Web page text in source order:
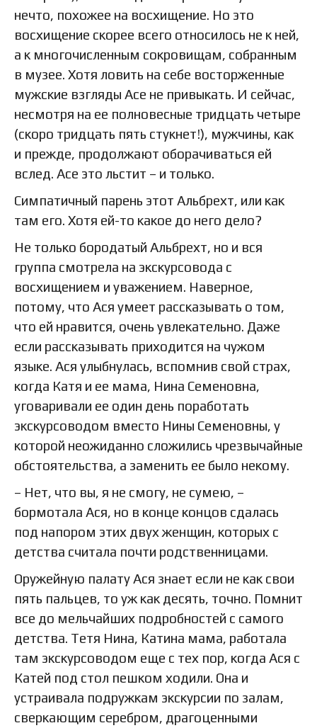
нечто, похожее на восхищение. Но это
восхищение скорее всего относилось не к ней,
а к многочисленным сокровищам, собранным
в музее. Хотя ловить на себе восторженные
мужские взгляды Асе не привыкать. И сейчас,
несмотря на ее полновесные тридцать четыре
(скоро тридцать пять стукнет!), мужчины, как
и прежде, продолжают оборачиваться ей
вслед. Асе это льстит – и только.
Симпатичный парень этот Альбрехт, или как
там его. Хотя ей-то какое до него дело?
Не только бородатый Альбрехт, но и вся
группа смотрела на экскурсовода с
восхищением и уважением. Наверное,
потому, что Ася умеет рассказывать о том,
что ей нравится, очень увлекательно. Даже
если рассказывать приходится на чужом
языке. Ася улыбнулась, вспомнив свой страх,
когда Катя и ее мама, Нина Семеновна,
уговаривали ее один день поработать
экскурсоводом вместо Нины Семеновны, у
которой неожиданно сложились чрезвычайные
обстоятельства, а заменить ее было некому.
– Нет, что вы, я не смогу, не сумею, –
бормотала Ася, но в конце концов сдалась
под напором этих двух женщин, которых с
детства считала почти родственницами.
Оружейную палату Ася знает если не как свои
пять пальцев, то уж как десять, точно. Помнит
все до мельчайших подробностей с самого
детства. Тетя Нина, Катина мама, работала
там экскурсоводом еще с тех пор, когда Ася с
Катей под стол пешком ходили. Она и
устраивала подружкам экскурсии по залам,
сверкающим серебром, драгоценными